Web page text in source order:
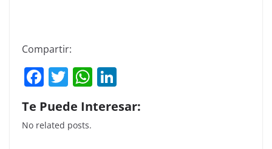
Compartir:
F
a
c
e
T
w
itt
er
W
h
at k
Te Puede Interesar:
No related posts.